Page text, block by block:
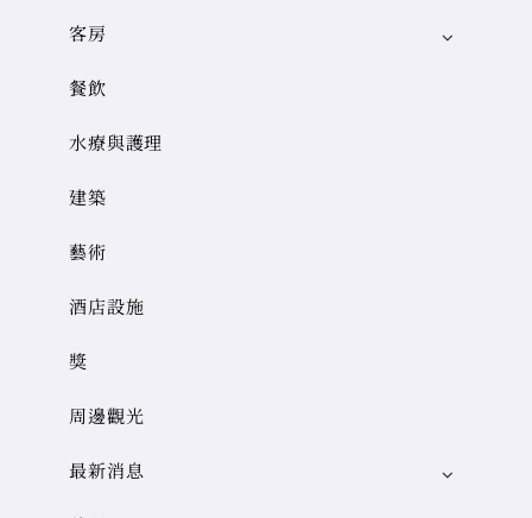
客房
餐飲
水療與護理
建築
藝術
酒店設施
獎
周邊觀光
最新消息